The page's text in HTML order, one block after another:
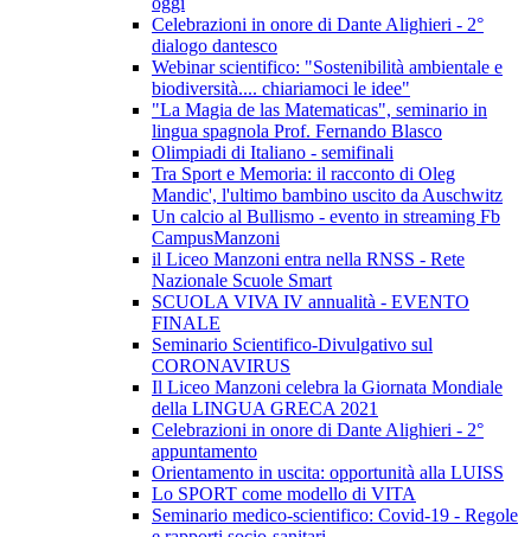
Celebrazioni in onore di Dante Alighieri - 2°
dialogo dantesco
Webinar scientifico: "Sostenibilità ambientale e
biodiversità.... chiariamoci le idee"
"La Magia de las Matematicas", seminario in
lingua spagnola Prof. Fernando Blasco
Olimpiadi di Italiano - semifinali
Tra Sport e Memoria: il racconto di Oleg
Mandic', l'ultimo bambino uscito da Auschwitz
Un calcio al Bullismo - evento in streaming Fb
CampusManzoni
il Liceo Manzoni entra nella RNSS - Rete
Nazionale Scuole Smart
SCUOLA VIVA IV annualità - EVENTO
FINALE
Seminario Scientifico-Divulgativo sul
CORONAVIRUS
Il Liceo Manzoni celebra la Giornata Mondiale
della LINGUA GRECA 2021
Celebrazioni in onore di Dante Alighieri - 2°
appuntamento
Orientamento in uscita: opportunità alla LUISS
Lo SPORT come modello di VITA
Seminario medico-scientifico: Covid-19 - Regole